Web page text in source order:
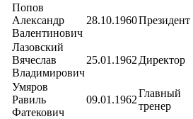
Попов
Александр
Валентинович
28.10.1960Президент
Лазовский
Вячеслав
Владимирович
25.01.1962 Директор
Умяров
Равиль
Фатекович
09.01.1962
Главный
тренер